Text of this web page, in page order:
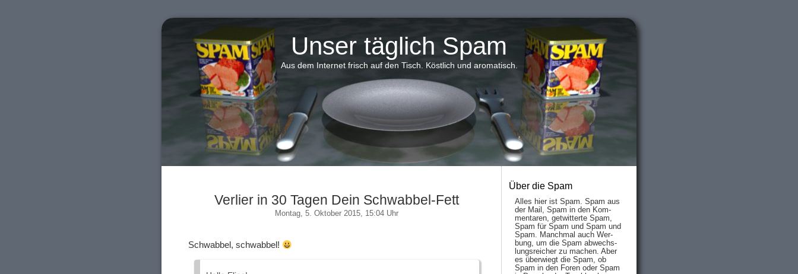
Unser täglich Spam
Aus dem Internet frisch auf den Tisch. Köstlich und aromatisch.
Verlier in 30 Tagen Dein Schwabbel-Fett
Montag, 5. Oktober 2015, 15:04 Uhr
Schwabbel, schwabbel!
Über die Spam
Alles hier ist Spam. Spam aus
der Mail, Spam in den Kom­
men­taren, ge­twit­ter­te Spam,
Spam für Spam und Spam und
Spam. Manch­mal auch Wer­
bung, um die Spam ab­wechs­
lungs­reich­er zu mach­en. Aber
es über­wiegt die Spam, ob
Spam in den Fo­ren oder Spam